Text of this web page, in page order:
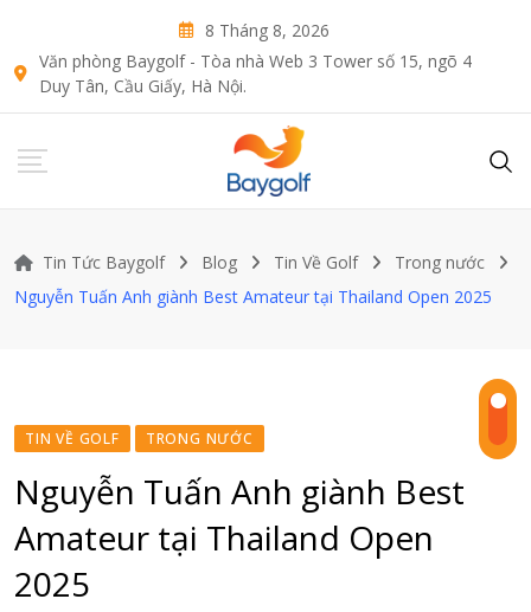
content
8 Tháng 8, 2026
Văn phòng Baygolf - Tòa nhà Web 3 Tower số 15, ngõ 4
Duy Tân, Cầu Giấy, Hà Nội.
Tin Tức Baygolf Blog Tin Về Golf
Trong nước
Nguyễn Tuấn Anh giành Best Amateur tại Thailand Open 2025
TIN VỀ GOLF TRONG NƯỚC
Nguyễn Tuấn Anh giành Best
Amateur tại Thailand Open
2025